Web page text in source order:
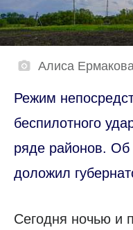
Алиса Ермакова
Режим
беспилотного
ряде районов.
доложил
Сегодня ночью и